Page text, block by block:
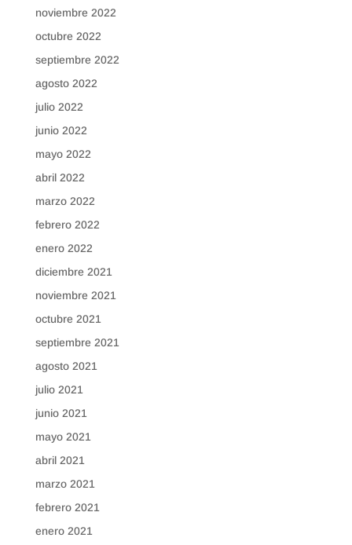
noviembre 2022
octubre 2022
septiembre 2022
agosto 2022
julio 2022
junio 2022
mayo 2022
abril 2022
marzo 2022
febrero 2022
enero 2022
diciembre 2021
noviembre 2021
octubre 2021
septiembre 2021
agosto 2021
julio 2021
junio 2021
mayo 2021
abril 2021
marzo 2021
febrero 2021
enero 2021